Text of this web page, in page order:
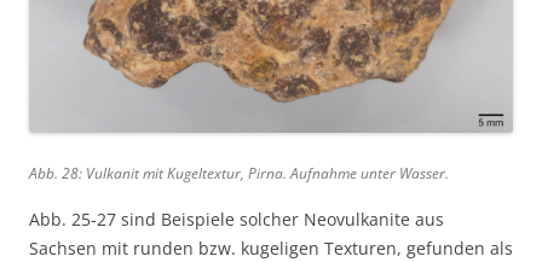
Abb. 28: Vulkanit mit Kugeltextur, Pirna. Aufnahme unter Wasser.
Abb. 25-27 sind Beispiele solcher Neovulkanite aus
Sachsen mit runden bzw. kugeligen Texturen, gefunden als